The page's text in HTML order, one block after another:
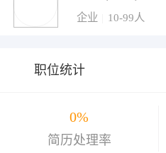
企业 10-99人
职位统计
0%
简历处理率